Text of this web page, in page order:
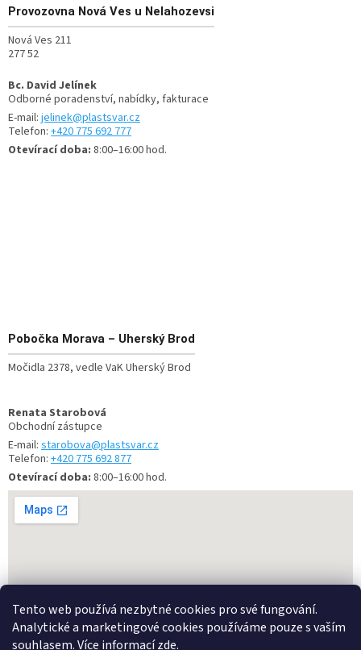
Tento web používá nezbytné cookies pro své fungování.
Analytické a marketingové cookies používáme pouze s vaším
souhlasem. Více informacízde.
Provozovna Nová Ves u Nelahozevsi
Nová Ves 211
277 52
Bc. David Jelínek
Odborné poradenství, nabídky, fakturace
E-mail: jelinek@plastsvar.cz
Telefon: +420 775 692 777
Otevírací doba: 8:00–16:00 hod.
Pobočka Morava – Uherský Brod
Močidla 2378, vedle VaK Uherský Brod
Renata Starobová
Obchodní zástupce
E-mail: starobova@plastsvar.cz
Telefon: +420 775 692 877
Otevírací doba: 8:00–16:00 hod.